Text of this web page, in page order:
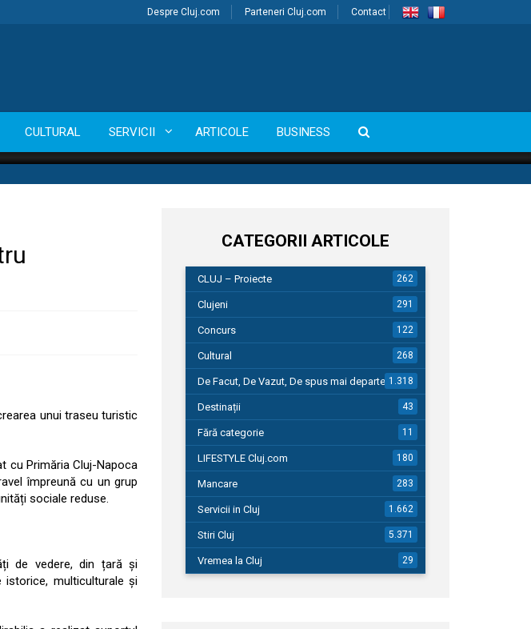
Despre Cluj.com Parteneri Cluj.com Contact
CULTURAL SERVICII ARTICOLE BUSINESS
unui traseu turistic
cu Primăria Cluj-Napoca
împreună cu un grup
sociale reduse.
de vedere, din țară și
istorice, multiculturale și
CATEGORII ARTICOLE
CLUJ – Proiecte 262
Clujeni 291
Concurs 122
Cultural 268
De Facut, De Vazut, De spus mai departe…1.318
Destinații 43
Fără categorie 11
LIFESTYLE Cluj.com 180
Mancare 283
Servicii in Cluj 1.662
Stiri Cluj 5.371
Vremea la Cluj 29